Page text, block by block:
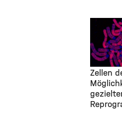
New
Cells,
Zellen